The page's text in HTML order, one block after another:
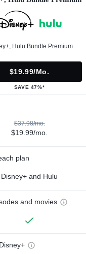
Hulu Bundle Premium
$19.99/mo.
SAVE 47%*
$37.98/mo.
$19.99/mo.
plan
Disney+ and Hulu
and movies